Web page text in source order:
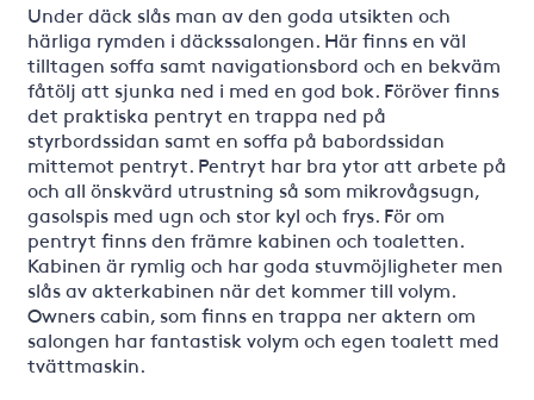
Under däck slås man av den goda utsikten och
härliga rymden i däckssalongen. Här finns en väl
tilltagen soffa samt navigationsbord och en bekväm
fåtölj att sjunka ned i med en god bok. Föröver finns
det praktiska pentryt en trappa ned på
styrbordssidan samt en soffa på babordssidan
mittemot pentryt. Pentryt har bra ytor att arbete på
och all önskvärd utrustning så som mikrovågsugn,
gasolspis med ugn och stor kyl och frys. För om
pentryt finns den främre kabinen och toaletten.
Kabinen är rymlig och har goda stuvmöjligheter men
slås av akterkabinen när det kommer till volym.
Owners cabin, som finns en trappa ner aktern om
salongen har fantastisk volym och egen toalett med
tvättmaskin.